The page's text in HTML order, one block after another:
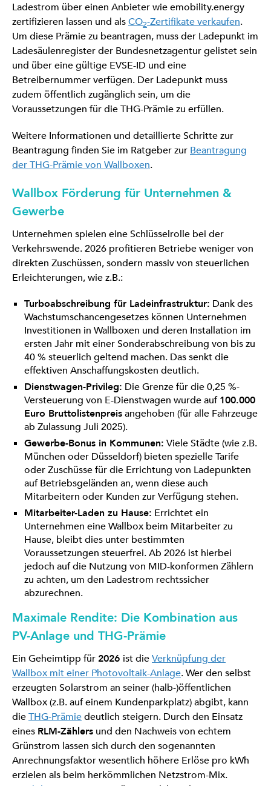
Ladestrom über einen Anbieter wie emobility.energy
zertifizieren lassen und alsCO2-Zertifikate verkaufen.
Um diese Prämie zu beantragen, muss der Ladepunkt im
Ladesäulenregister der Bundesnetzagentur gelistet sein
und über eine gültige EVSE-ID und eine
Betreibernummer verfügen. Der Ladepunkt muss
zudem öffentlich zugänglich sein, um die
Voraussetzungen für die THG-Prämie zu erfüllen.
Weitere Informationen und detaillierte Schritte zur
Beantragung finden Sie im Ratgeber zur Beantragung
der THG-Prämie von Wallboxen.
Wallbox Förderung für Unternehmen &
Gewerbe
Unternehmen spielen eine Schlüsselrolle bei der
Verkehrswende. 2026 profitieren Betriebe weniger von
direkten Zuschüssen, sondern massiv von steuerlichen
Erleichterungen, wie z.B.:
Turboabschreibung für Ladeinfrastruktur: Dank des
Wachstumschancengesetzes können Unternehmen
Investitionen in Wallboxen und deren Installation im
ersten Jahr mit einer Sonderabschreibung von bis zu
40 % steuerlich geltend machen. Das senkt die
effektiven Anschaffungskosten deutlich.
Dienstwagen-Privileg: Die Grenze für die 0,25 %-
Versteuerung von E-Dienstwagen wurde auf100.000
Euro Bruttolistenpreisangehoben (für alle Fahrzeuge
ab Zulassung Juli 2025).
Gewerbe-Bonus in Kommunen: Viele Städte (wie z.B.
München oder Düsseldorf) bieten spezielle Tarife
oder Zuschüsse für die Errichtung von Ladepunkten
auf Betriebsgeländen an, wenn diese auch
Mitarbeitern oder Kunden zur Verfügung stehen.
Mitarbeiter-Laden zu Hause: Errichtet ein
Unternehmen eine Wallbox beim Mitarbeiter zu
Hause, bleibt dies unter bestimmten
Voraussetzungen steuerfrei. Ab 2026 ist hierbei
jedoch auf die Nutzung von MID-konformen Zählern
zu achten, um den Ladestrom rechtssicher
abzurechnen.
Maximale Rendite: Die Kombination aus
PV-Anlage und THG-Prämie
Ein Geheimtipp für 2026 ist dieVerknüpfung der
Wallbox mit einer Photovoltaik-Anlage. Wer den selbst
erzeugten Solarstrom an seiner (halb-)öffentlichen
Wallbox (z.B. auf einem Kundenparkplatz) abgibt, kann
dieTHG-Prämiedeutlich steigern. Durch den Einsatz
eines RLM-Zählers und den Nachweis von echtem
Grünstrom lassen sich durch den sogenannten
Anrechnungsfaktor wesentlich höhere Erlöse pro kWh
erzielen als beim herkömmlichen Netzstrom-Mix.